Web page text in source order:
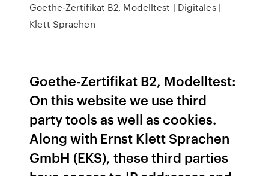
Goethe-Zertifikat B2, Modelltest | Digitales |
Klett Sprachen
Goethe-Zertifikat B2, Modelltest:
On this website we use third
party tools as well as cookies.
Along with Ernst Klett Sprachen
GmbH (EKS), these third parties